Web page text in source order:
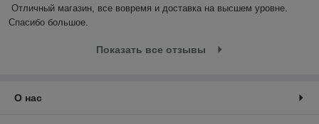
Отличный магазин, все вовремя и доставка на высшем уровне.
Спасибо большое.
Показать все отзывы
О нас